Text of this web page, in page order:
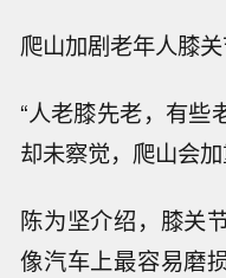
爬山加剧老年人膝
“人老膝先老，有些
却未察觉，爬山会
陈为坚介绍，膝关
像汽车上最容易磨